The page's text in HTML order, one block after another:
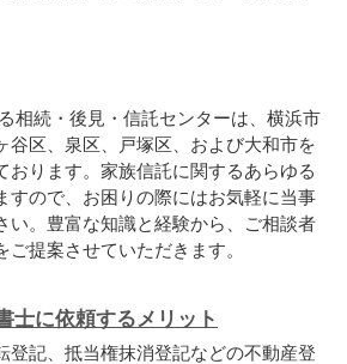
相続・後見・信託センターは、横浜市
谷区、泉区、戸塚区、および大和市を
おります。家族信託に関するあらゆる
すので、お困りの際にはお気軽に当事
い。豊富な知識と経験から、ご相談者
提案させていただきます。
士に依頼するメリット
登記、抵当権抹消登記などの不動産登